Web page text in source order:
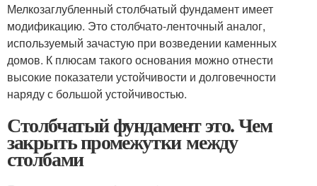
Мелкозаглубленный столбчатый фундамент имеет
модификацию. Это столбчато-ленточный аналог,
используемый зачастую при возведении каменных
домов. К плюсам такого основания можно отнести
высокие показатели устойчивости и долговечности
наряду с большой устойчивостью.
Столбчатый фундамент это. Чем
закрыть промежутки между
столбами